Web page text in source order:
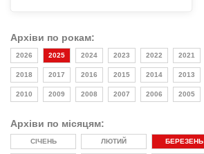
Архіви по рокам:
2026 2025 2024 2023 2022 2021
2018 2017 2016 2015 2014 2013
2010 2009 2008 2007 2006 2005
Архіви по місяцям:
СІЧЕНЬ ЛЮТИЙ БЕРЕЗЕНЬ